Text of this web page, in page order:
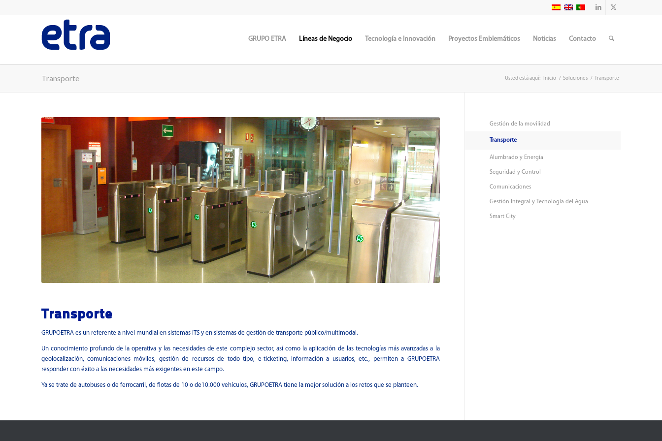
GRUPO ETRA Líneas de Negocio Tecnología e Innovación Proyectos Emblemáticos Noticias Contacto
Transporte Usted está aquí: Inicio / Soluciones / Transporte
Transporte
GRUPOETRA es un referente a nivel mundial en sistemas ITS y en sistemas de gestión de transporte público/multimodal.
Un conocimiento profundo de la operativa y las necesidades de este complejo sector, así como la aplicación de las tecnologías más avanzadas a la
geolocalización, comunicaciones móviles, gestión de recursos de todo tipo, e-ticketing, información a usuarios, etc., permiten a GRUPOETRA
responder con éxito a las necesidades más exigentes en este campo.
Ya se trate de autobuses o de ferrocarril, de flotas de 10 o de10.000 vehículos, GRUPOETRA tiene la mejor solución a los retos que se planteen.
Gestión de la movilidad
Transporte
Alumbrado y Energía
Seguridad y Control
Comunicaciones
Gestión Integral y Tecnología del Agua
Smart City